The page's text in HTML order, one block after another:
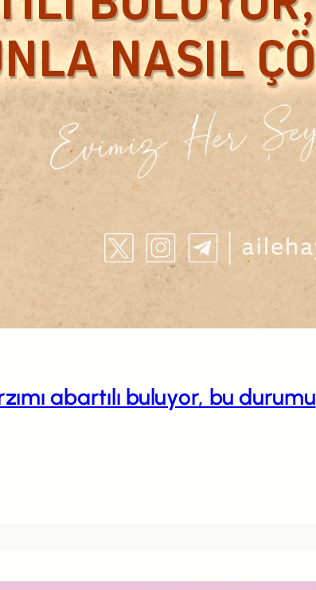
abartılı buluyor, bu durumu